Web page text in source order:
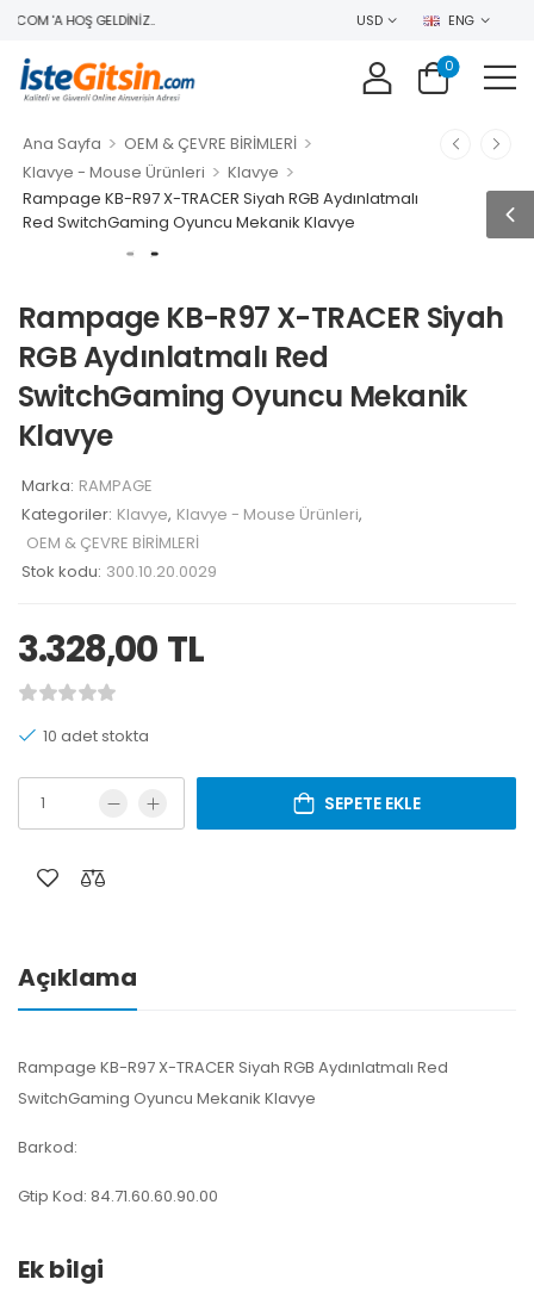
'A HOŞ GELDINIZ.. USD ENG
0
Ana Sayfa > OEM & ÇEVRE BİRİMLERİ >
Klavye - Mouse Ürünleri > Klavye >
Rampage KB-R97 X-TRACER Siyah RGB Aydınlatmalı
Red SwitchGaming Oyuncu Mekanik Klavye
Rampage KB-R97 X-TRACER Siyah
RGB Aydınlatmalı Red
SwitchGaming Oyuncu Mekanik
Klavye
Marka: RAMPAGE
Kategoriler: Klavye, Klavye - Mouse Ürünleri,
OEM & ÇEVRE BİRİMLERİ
Stok kodu: 300.10.20.0029
3.328,00 TL
10 adet stokta
SEPETE EKLE
Açıklama
Rampage KB-R97 X-TRACER Siyah RGB Aydınlatmalı Red
SwitchGaming Oyuncu Mekanik Klavye
Barkod:
Gtip Kod: 84.71.60.60.90.00
Ek bilgi